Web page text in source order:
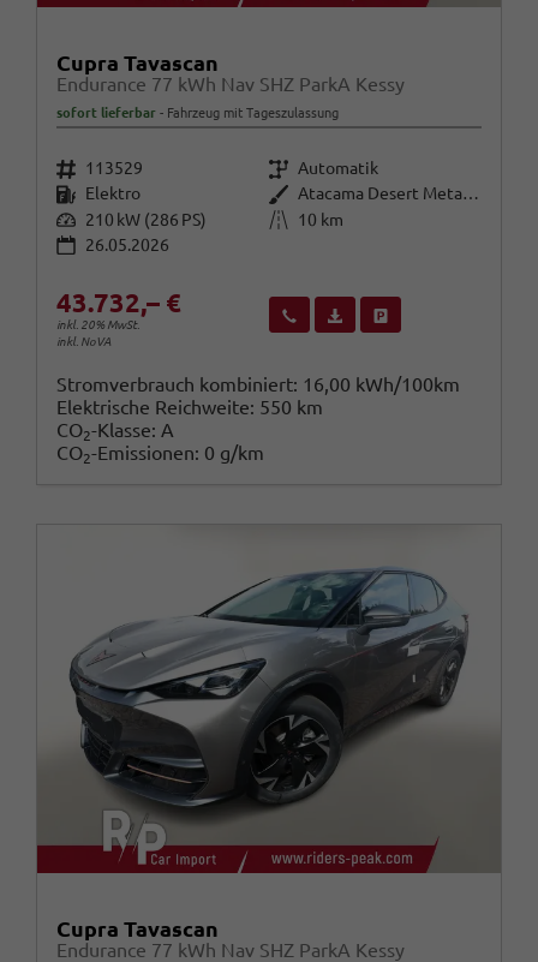
Cupra Tavascan
Endurance 77 kWh Nav SHZ ParkA Kessy
sofort lieferbar Fahrzeug mit Tageszulassung
Fahrzeugnr. 113529 Getriebe Automatik
Kraftstoff Elektro Außenfarbe
Atacama Desert Metallic
Leistung 210 kW (286 PS) Kilometerstand
10 km
26.05.2026
43.732,– €
inkl. 20% MwSt.
inkl. NoVA
Wir rufen Sie anFahrzeugexposé (PDF)
Stromverbrauch kombiniert: 16,00 kWh/100km
Elektrische Reichweite: 550 km
CO2-Klasse: A
CO2-Emissionen: 0 g/km
Cupra Tavascan
Endurance 77 kWh Nav SHZ ParkA Kessy